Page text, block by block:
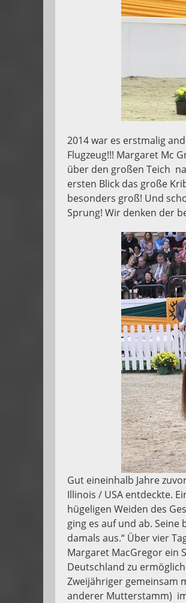
2014 war es erstmalig
Flugzeug!!! Margaret Mc
über den großen Teich
ersten Blick das große
besonders groß! Und
Sprung! Wir denken der
Gut eineinhalb Jahre
Illinois / USA entdeckte.
hügeligen Weiden des
ging es auf und ab.
damals aus.“ Über vier
Margaret MacGregor ein
Deutschland zu
Zweijähriger gemeinsam
anderer Mutterstamm)